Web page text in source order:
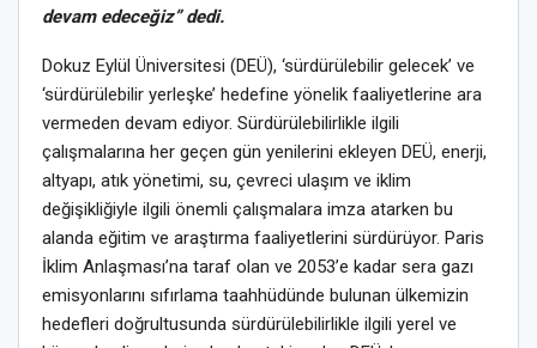
devam edeceğiz” dedi.
Dokuz Eylül Üniversitesi (DEÜ), ‘sürdürülebilir gelecek’ ve
‘sürdürülebilir yerleşke’ hedefine yönelik faaliyetlerine ara
vermeden devam ediyor. Sürdürülebilirlikle ilgili
çalışmalarına her geçen gün yenilerini ekleyen DEÜ, enerji,
altyapı, atık yönetimi, su, çevreci ulaşım ve iklim
değişikliğiyle ilgili önemli çalışmalara imza atarken bu
alanda eğitim ve araştırma faaliyetlerini sürdürüyor. Paris
İklim Anlaşması’na taraf olan ve 2053’e kadar sera gazı
emisyonlarını sıfırlama taahhüdünde bulunan ülkemizin
hedefleri doğrultusunda sürdürülebilirlikle ilgili yerel ve